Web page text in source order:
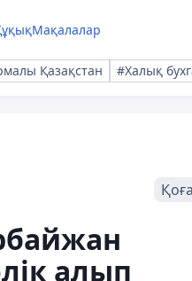
Мақалалар
Қазақстан #Халық
алып